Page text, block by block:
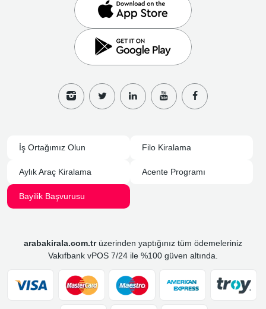
İş Ortağımız Olun Filo Kiralama
Aylık Araç Kiralama Acente Programı
Bayilik Başvurusu
arabakirala.com.trüzerinden yaptığınız tüm ödemeleriniz
Vakıfbank vPOS 7/24 ile %100 güven altında.